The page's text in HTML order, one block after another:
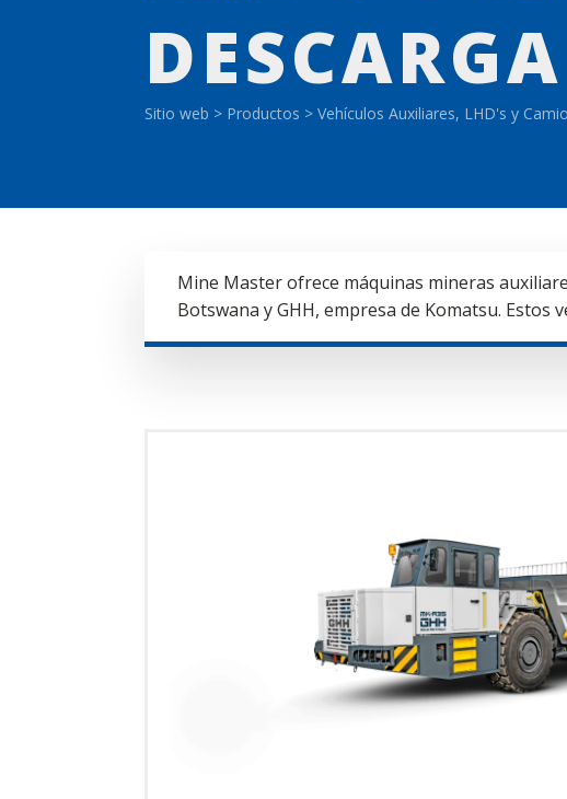
DESCARGA
Sitio web > Productos > Vehículos Auxiliares, LHD's y
Mine Master ofrece máquinas mineras
Botswana y GHH, empresa de Komatsu.